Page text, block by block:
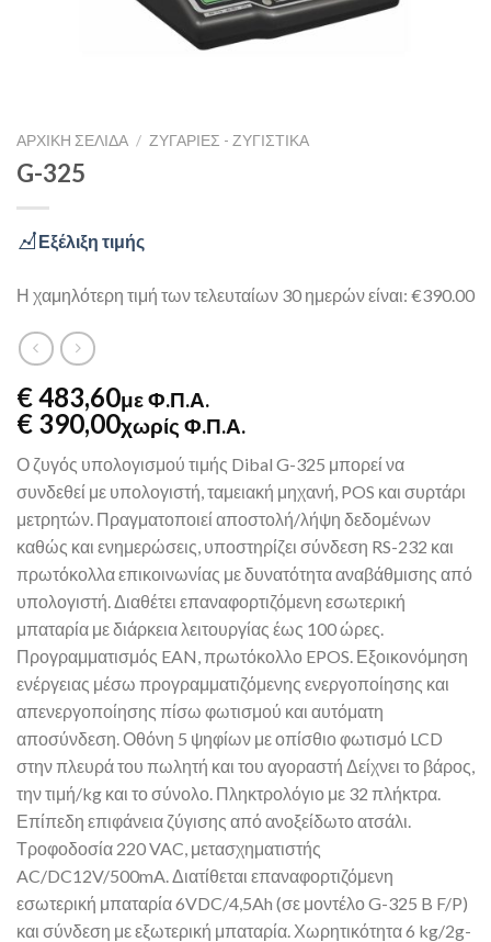
ΑΡΧΙΚΉ ΣΕΛΊΔΑ / ΖΥΓΑΡΙΈΣ - ΖΥΓΙΣΤΙΚΆ
G-325
Εξέλιξη τιμής
Η χαμηλότερη τιμή των τελευταίων 30 ημερών είναι: €390.00
€ 483,60με Φ.Π.Α.
€ 390,00χωρίς Φ.Π.Α.
Ο ζυγός υπολογισμού τιμής Dibal G-325 μπορεί να
συνδεθεί με υπολογιστή, ταμειακή μηχανή, POS και συρτάρι
μετρητών. Πραγματοποιεί αποστολή/λήψη δεδομένων
καθώς και ενημερώσεις, υποστηρίζει σύνδεση RS-232 και
πρωτόκολλα επικοινωνίας με δυνατότητα αναβάθμισης από
υπολογιστή. Διαθέτει επαναφορτιζόμενη εσωτερική
μπαταρία με διάρκεια λειτουργίας έως 100 ώρες.
Προγραμματισμός EAN, πρωτόκολλο EPOS. Εξοικονόμηση
ενέργειας μέσω προγραμματιζόμενης ενεργοποίησης και
απενεργοποίησης πίσω φωτισμού και αυτόματη
αποσύνδεση. Οθόνη 5 ψηφίων με οπίσθιο φωτισμό LCD
στην πλευρά του πωλητή και του αγοραστή Δείχνει το βάρος,
την τιμή/kg και το σύνολο. Πληκτρολόγιο με 32 πλήκτρα.
Επίπεδη επιφάνεια ζύγισης από ανοξείδωτο ατσάλι.
Τροφοδοσία 220 VAC, μετασχηματιστής
AC/DC12V/500mA. Διατίθεται επαναφορτιζόμενη
εσωτερική μπαταρία 6VDC/4,5Ah (σε μοντέλο G-325 B F/P)
και σύνδεση με εξωτερική μπαταρία. Χωρητικότητα 6 kg/2g-